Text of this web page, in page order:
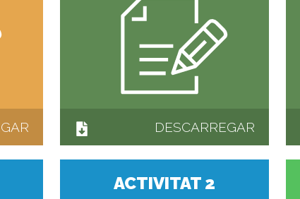
DESCARREGAR
ACTIVITAT 2